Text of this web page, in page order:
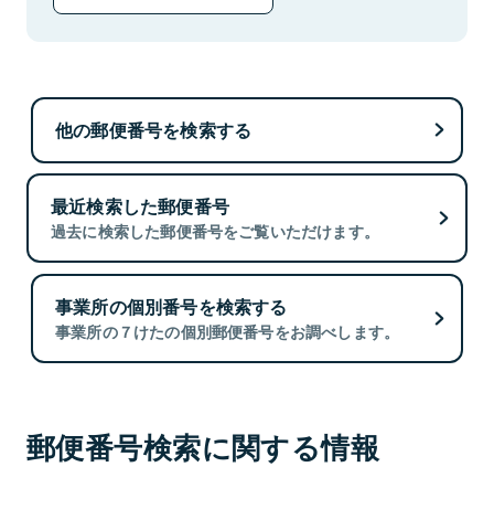
他の郵便番号を検索する
最近検索した郵便番号
過去に検索した郵便番号をご覧いただけます。
事業所の個別番号を検索する
事業所の７けたの個別郵便番号をお調べします。
郵便番号検索に関する情報